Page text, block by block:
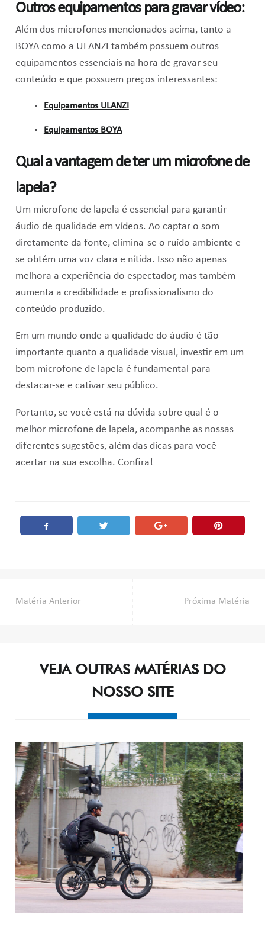
Outros equipamentos para gravar vídeo:
Além dos microfones mencionados acima, tanto a
BOYA como a ULANZI também possuem outros
equipamentos essenciais na hora de gravar seu
conteúdo e que possuem preços interessantes:
Equipamentos ULANZI
Equipamentos BOYA
Qual a vantagem de ter um microfone de
lapela?
Um microfone de lapela é essencial para garantir
áudio de qualidade em vídeos. Ao captar o som
diretamente da fonte, elimina-se o ruído ambiente e
se obtém uma voz clara e nítida. Isso não apenas
melhora a experiência do espectador, mas também
aumenta a credibilidade e profissionalismo do
conteúdo produzido.
Em um mundo onde a qualidade do áudio é tão
importante quanto a qualidade visual, investir em um
bom microfone de lapela é fundamental para
destacar-se e cativar seu público.
Portanto, se você está na dúvida sobre qual é o
melhor microfone de lapela, acompanhe as nossas
diferentes sugestões, além das dicas para você
acertar na sua escolha. Confira!
Post
Matéria Anterior Próxima Matéria
VEJA OUTRAS MATÉRIAS DO
NOSSO SITE